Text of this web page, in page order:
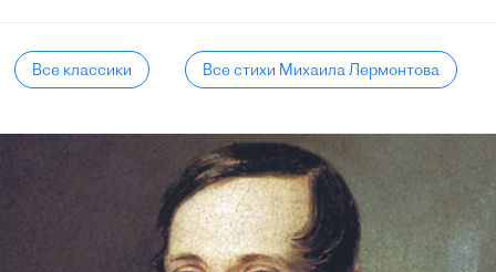
Все классики Все стихи Михаила Лермонтова